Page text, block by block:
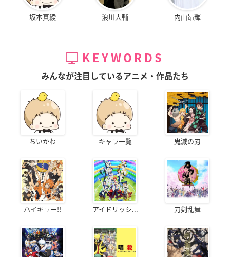
坂本真綾 浪川大輔 内山昂輝
KEYWORDS
みんなが注目しているアニメ・作品たち
ちいかわ キャラ一覧 鬼滅の刃
ハイキュー!! アイドリッシ... 刀剣乱舞